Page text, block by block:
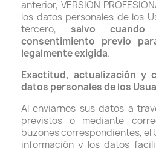
anterior, VERSION
los datos personales de los
tercero, salvo
consentimiento previo
legalmente exigida.
Exactitud, actualización y
datos personales de los
Al enviarnos sus datos a
previstos o mediante
buzones correspondientes, el
información y los datos